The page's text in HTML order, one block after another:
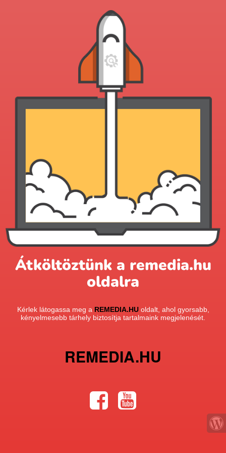
Átköltöztünk a remedia.hu
oldalra
Kérlek látogassa meg a REMEDIA.HUoldalt, ahol gyorsabb,
kényelmesebb tárhely biztosítja tartalmaink megjelenését.
REMEDIA.HU